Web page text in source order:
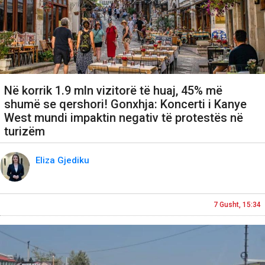
Në korrik 1.9 mln vizitorë të huaj, 45% më
shumë se qershori! Gonxhja: Koncerti i Kanye
West mundi impaktin negativ të protestës në
turizëm
Eliza Gjediku
7 Gusht, 15:34